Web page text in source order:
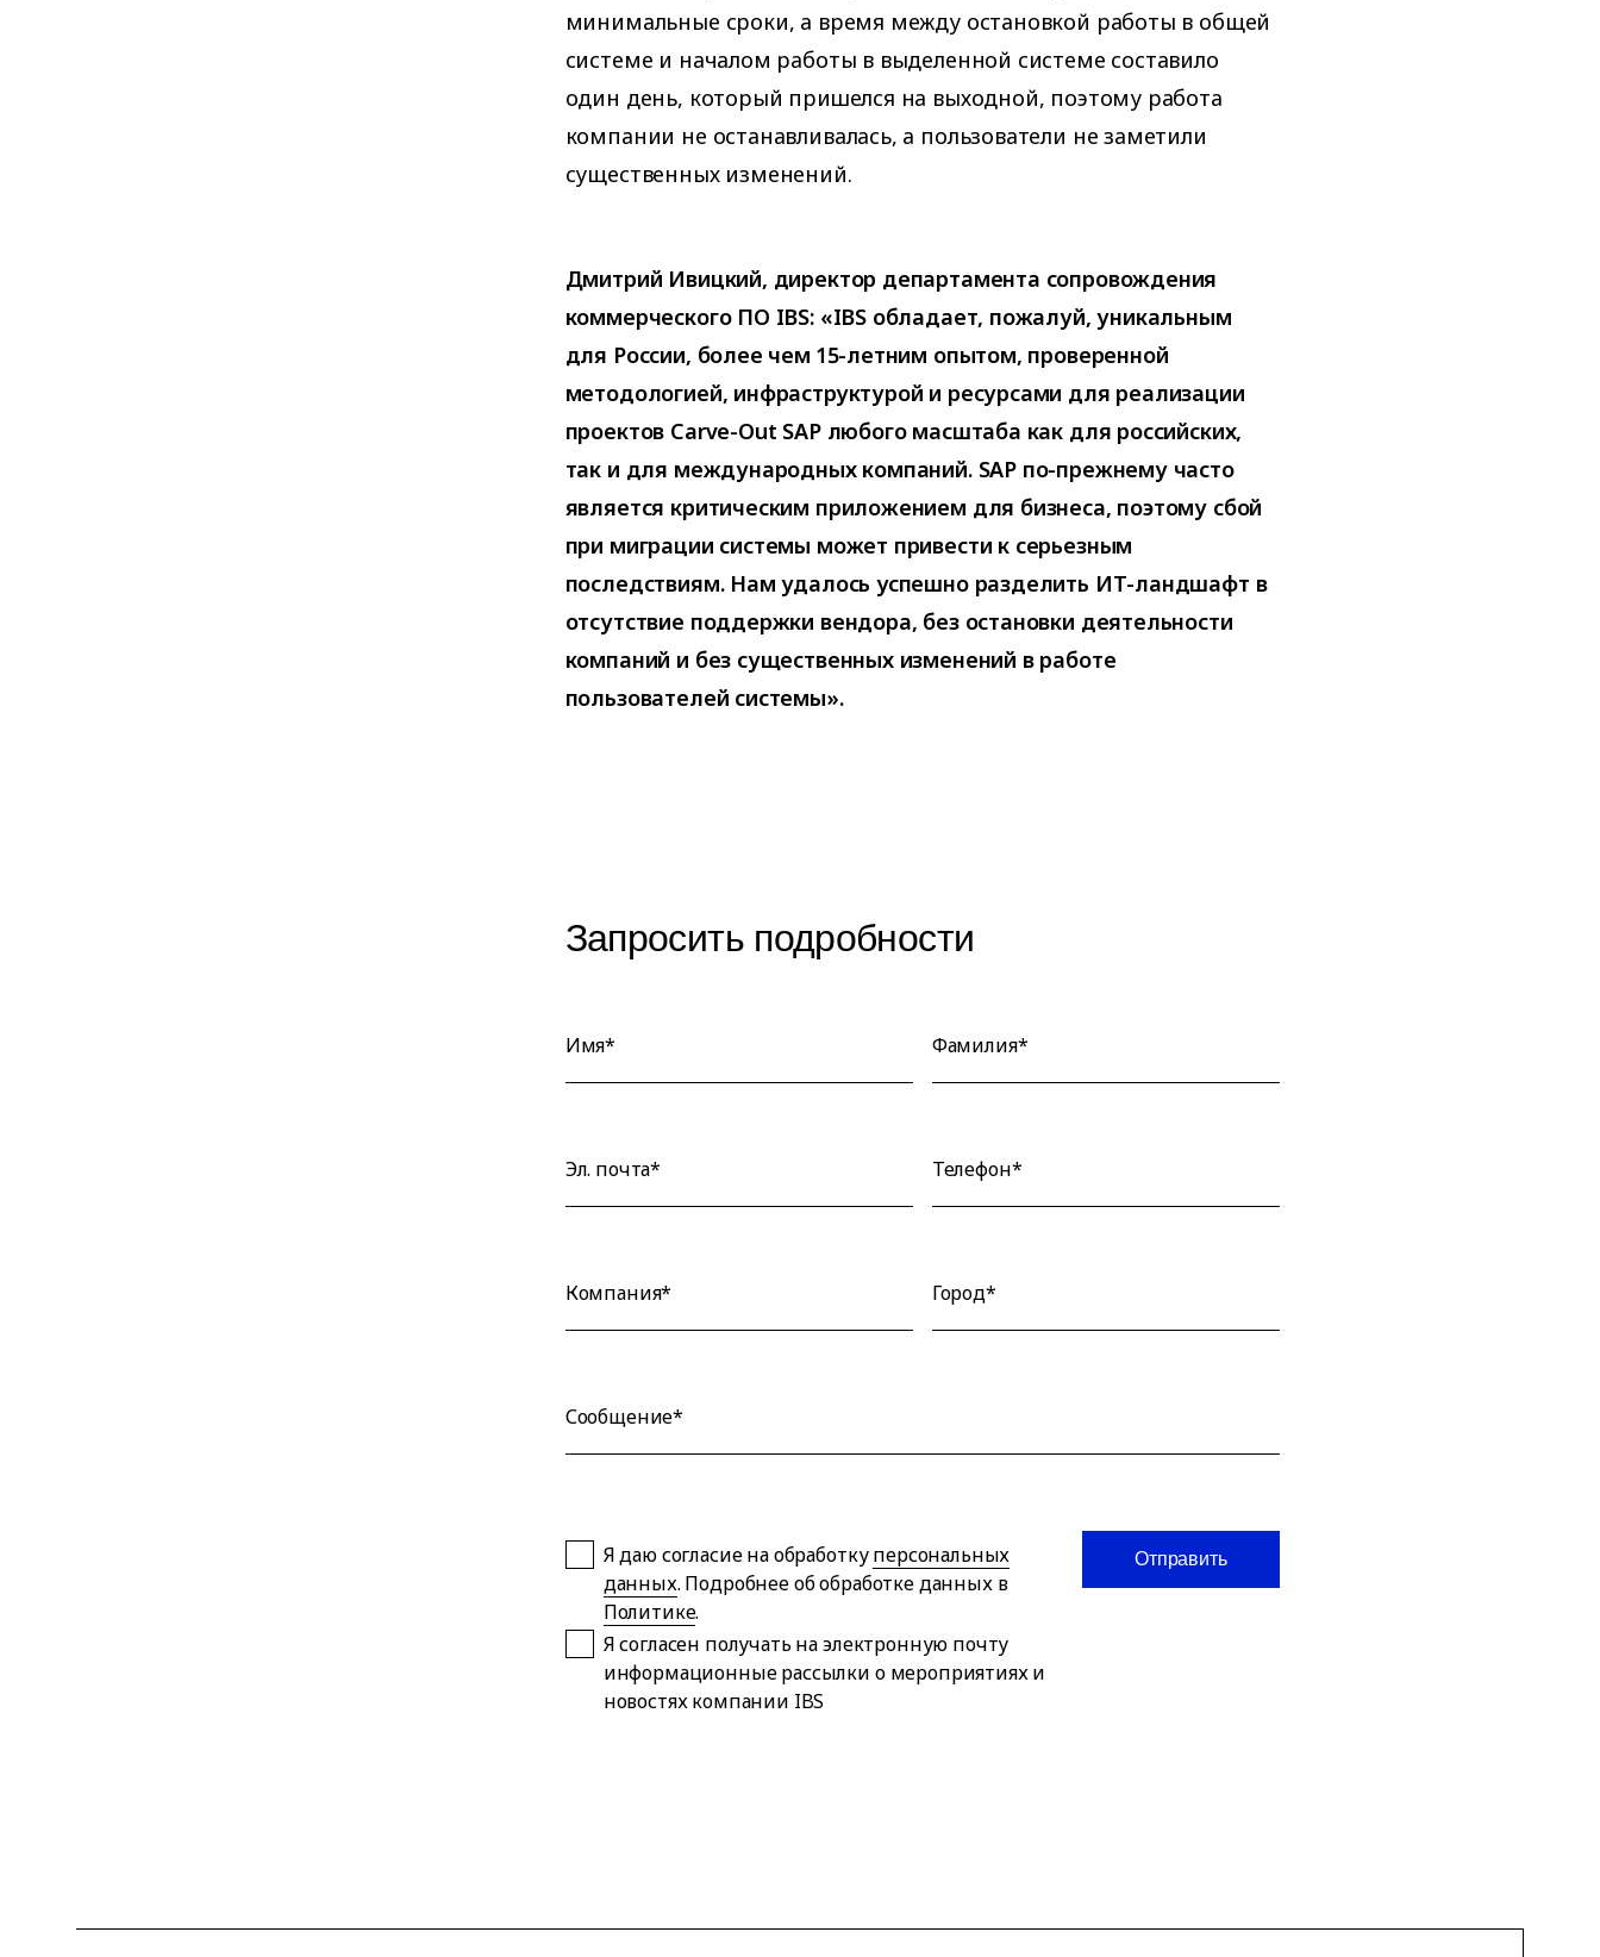
минимальные сроки, а время между остановкой работы в общей
системе и началом работы в выделенной системе составило
один день, который пришелся на выходной, поэтому работа
компании не останавливалась, а пользователи не заметили
существенных изменений.
Дмитрий Ивицкий, директор департамента сопровождения
коммерческого ПО IBS: «IBS обладает, пожалуй, уникальным
для России, более чем 15-летним опытом, проверенной
методологией, инфраструктурой и ресурсами для реализации
проектов Carve-Оut SAP любого масштаба как для российских,
так и для международных компаний. SAP по-прежнему часто
является критическим приложением для бизнеса, поэтому сбой
при миграции системы может привести к серьезным
последствиям. Нам удалось успешно разделить ИТ-ландшафт в
отсутствие поддержки вендора, без остановки деятельности
компаний и без существенных изменений в работе
пользователей системы».
Запросить подробности
Имя* Фамилия*
Эл. почта* Телефон*
Компания* Город*
Сообщение*
Я даю согласие на обработкуперсональных
данных. Подробнее об обработке данных в
Политике.
Я согласен получать на электронную почту
информационные рассылки о мероприятиях и
новостях компании IBS
Отправить